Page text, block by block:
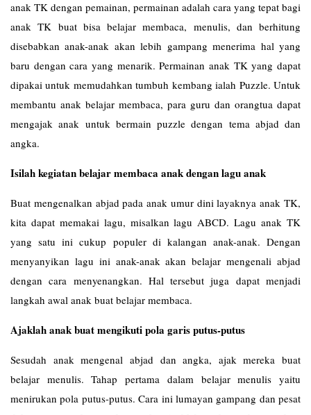
anak TK dengan pemainan, permainan adalah cara yang tepat bagi
anak TK buat bisa belajar membaca, menulis, dan berhitung
disebabkan anak-anak akan lebih gampang menerima hal yang
baru dengan cara yang menarik. Permainan anak TK yang dapat
dipakai untuk memudahkan tumbuh kembang ialah Puzzle. Untuk
membantu anak belajar membaca, para guru dan orangtua dapat
mengajak anak untuk bermain puzzle dengan tema abjad dan
angka.
Isilah kegiatan belajar membaca anak dengan lagu anak
Buat mengenalkan abjad pada anak umur dini layaknya anak TK,
kita dapat memakai lagu, misalkan lagu ABCD. Lagu anak TK
yang satu ini cukup populer di kalangan anak-anak. Dengan
menyanyikan lagu ini anak-anak akan belajar mengenali abjad
dengan cara menyenangkan. Hal tersebut juga dapat menjadi
langkah awal anak buat belajar membaca.
Ajaklah anak buat mengikuti pola garis putus-putus
Sesudah anak mengenal abjad dan angka, ajak mereka buat
belajar menulis. Tahap pertama dalam belajar menulis yaitu
menirukan pola putus-putus. Cara ini lumayan gampang dan pesat